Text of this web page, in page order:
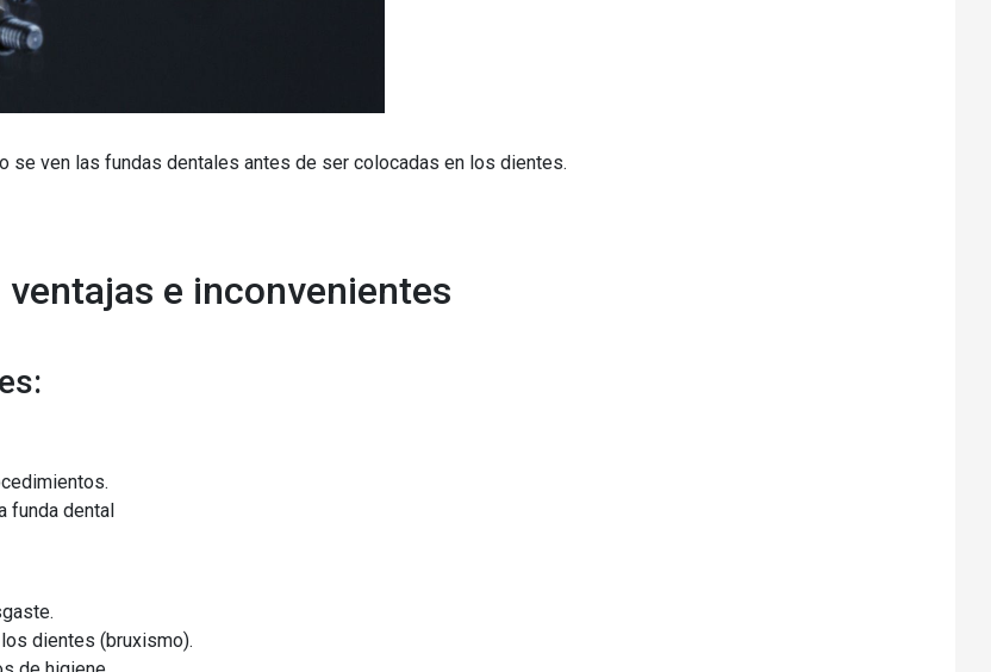
se ven las fundas dentales antes de ser colocadas en los dientes.
e inconvenientes
funda dental
dientes (bruxismo).